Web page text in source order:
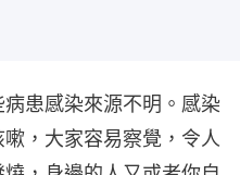
患感染來源不明。感染
，大家容易察覺，令人